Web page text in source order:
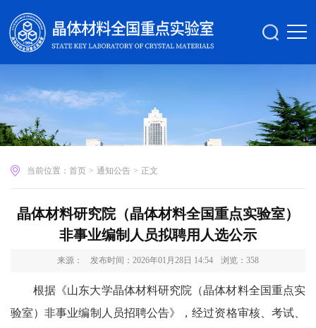
当前位置： 首页 > 通知公告 > 正文
晶体材料研究院（晶体材料全国重点实验室）
非事业编制人员拟聘用人选公示
来源： 发布时间：2026年01月28日 14:54 浏览： 358
根据《山东大学晶体材料研究院（晶体材料全国重点实
验室）非事业编制人员招聘公告》，经过资格审核、考试、